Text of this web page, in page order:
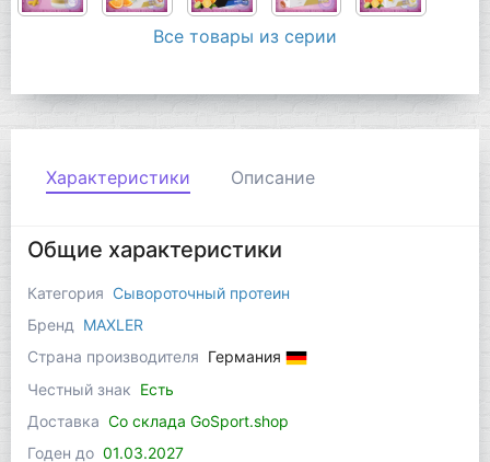
Все товары из серии
Характеристики Описание
Общие характеристики
Категория Сывороточный протеин
Бренд
MAXLER
Страна производителя Германия
Честный знак Есть
Доставка Со склада GoSport.shop
Годен до 01.03.2027